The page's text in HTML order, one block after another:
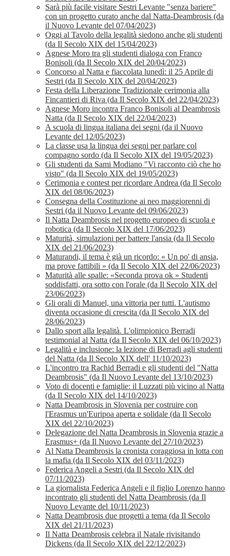
Sarà più facile visitare Sestri Levante "senza bariere"
con un progetto curato anche dal Natta-Deambrosis (da
il Nuovo Levante del 07/04/2023)
Oggi al Tavolo della legalità siedono anche gli studenti
(da Il Secolo XIX del 15/04/2023)
Agnese Moro tra gli studenti dialoga con Franco
Bonisoli (da Il Secolo XIX del 20/04/2023)
Concorso al Natta e fiaccolata lunedì: il 25 Aprile di
Sestri (da Il Secolo XIX del 20/04/2023)
Festa della Liberazione Tradizionale cerimonia alla
Fincantieri di Riva (da Il Secolo XIX del 22/04/2023)
Agnese Moro incontra Franco Bonisoli al Deambrosis
Natta (da Il Secolo XIX del 22/04/2023)
A scuola di lingua italiana dei segni (da il Nuovo
Levante del 12/05/2023)
La classe usa la lingua dei segni per parlare col
compagno sordo (da Il Secolo XIX del 19/05/2023)
Gli studenti da Sami Modiano "Vi racconto ciò che ho
visto" (da Il Secolo XIX del 19/05/2023)
Cerimonia e contest per ricordare Andrea (da Il Secolo
XIX del 08/06/2023)
Consegna della Costituzione ai neo maggiorenni di
Sestri (da il Nuovo Levante del 09/06/2023)
Il Natta Deambrosis nel progetto europeo di scuola e
robotica (da Il Secolo XIX del 17/06/2023)
Maturità, simulazioni per battere l'ansia (da Il Secolo
XIX del 21/06/2023)
Maturandi, il tema è già un ricordo: « Un po' di ansia,
ma prove fattibili » (da Il Secolo XIX del 22/06/2023)
Maturità alle spalle: «Seconda prova ok » Studenti
soddisfatti, ora sotto con l'orale (da Il Secolo XIX del
23/06/2023)
Gli orali di Manuel, una vittoria per tutti. L'autismo
diventa occasione di crescita (da Il Secolo XIX del
28/06/2023)
Dallo sport alla legalità. L'olimpionico Berradi
testimonial al Natta (da Il Secolo XIX del 06/10/2023)
Legalità e inclusione: la lezione di Berradi agli studenti
del Natta (da Il Secolo XIX dell' 11/10/2023)
L'incontro tra Rachid Berradi e gli studenti del "Natta
Deambrosis" (da Il Nuovo Levante del 13/10/2023)
Voto di docenti e famiglie: il Luzzati più vicino al Natta
(da Il Secolo XIX del 14/10/2023)
Natta Deambrosis in Slovenia per costruire con
l'Erasmus un'Euripoa aperta e solidale (da Il Secolo
XIX del 22/10/2023)
Delegazione del Natta Deambrosis in Slovenia grazie a
Erasmus+ (da Il Nuovo Levante del 27/10/2023)
Al Natta Deambrosis la cronista coraggiosa in lotta con
la mafia (da Il Secolo XIX del 03/11/2023)
Federica Angeli a Sestri (da Il Secolo XIX del
07/11/2023)
La giornalista Federica Angeli e il figlio Lorenzo hanno
incontrato gli studenti del Natta Deambrosis (da Il
Nuovo Levante del 10/11/2023)
Natta Deambrosis due progetti a tema (da Il Secolo
XIX del 21/11/2023)
Il Natta Deambrosis celebra il Natale rivisitando
Dickens (da Il Secolo XIX del 22/12/2023)